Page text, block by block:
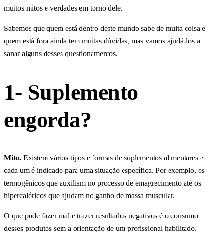
muitos mitos e verdades em torno dele.
Sabemos que quem está dentro deste mundo sabe de muita coisa e
quem está fora ainda tem muitas dúvidas, mas vamos ajudá-los a
sanar alguns desses questionamentos.
1- Suplemento
engorda?
Mito. Existem vários tipos e formas de suplementos alimentares e
cada um é indicado para uma situação específica. Por exemplo, os
termogênicos que auxiliam no processo de emagrecimento até os
hipercalóricos que ajudam no ganho de massa muscular.
O que pode fazer mal e trazer resultados negativos é o consumo
desses produtos sem a orientação de um profissional habilitado.